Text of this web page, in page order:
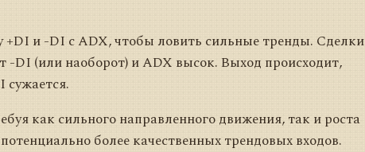
и -DI с ADX, чтобы ловить сильные тренды. Сделки
DI (или наоборот) и ADX высок. Выход происходит,
как сильного направленного движения, так и роста
более качественных трендовых входов.